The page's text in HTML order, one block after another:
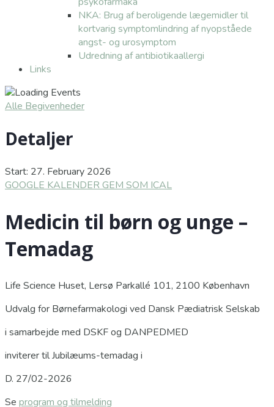
NKA: Brug af beroligende lægemidler til
kortvarig symptomlindring af nyopståede
angst- og urosymptom
Udredning af antibiotikaallergi
Links
Alle Begivenheder
Detaljer
Start: 27. February 2026
GOOGLE KALENDERGEM SOM ICAL
Medicin til børn og unge –
Temadag
Life Science Huset, Lersø Parkallé 101, 2100 København
Udvalg for Børnefarmakologi ved Dansk Pædiatrisk Selskab
i samarbejde med DSKF og DANPEDMED
inviterer til Jubilæums-temadag i
D. 27/02-2026
Se program og tilmelding